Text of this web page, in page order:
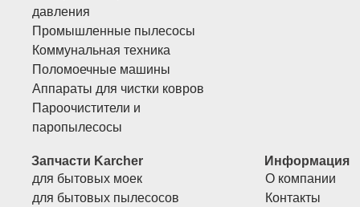
давления
Промышленные пылесосы
Коммунальная техника
Поломоечные машины
Аппараты для чистки ковров
Пароочистители и
паропылесосы
Запчасти Karcher
для бытовых моек
для бытовых пылесосов
Информация
О компании
Контакты